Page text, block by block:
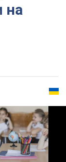
на